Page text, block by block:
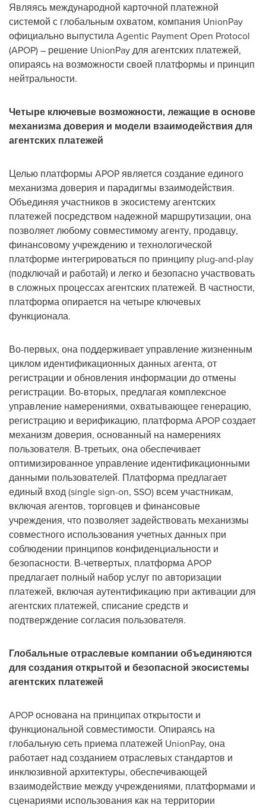
Являясь международной карточной платежной
системой с глобальным охватом, компания UnionPay
официально выпустила Agentic Payment Open Protocol
(APOP) – решение UnionPay для агентских платежей,
опираясь на возможности своей платформы и принцип
нейтральности.
Четыре ключевые возможности, лежащие в основе
механизма доверия и модели взаимодействия для
агентских платежей
Целью платформы APOP является создание единого
механизма доверия и парадигмы взаимодействия.
Объединяя участников в экосистему агентских
платежей посредством надежной маршрутизации, она
позволяет любому совместимому агенту, продавцу,
финансовому учреждению и технологической
платформе интегрироваться по принципу plug-and-play
(подключай и работай) и легко и безопасно участвовать
в сложных процессах агентских платежей. В частности,
платформа опирается на четыре ключевых
функционала.
Во-первых, она поддерживает управление жизненным
циклом идентификационных данных агента, от
регистрации и обновления информации до отмены
регистрации. Во-вторых, предлагая комплексное
управление намерениями, охватывающее генерацию,
регистрацию и верификацию, платформа APOP создает
механизм доверия, основанный на намерениях
пользователя. В-третьих, она обеспечивает
оптимизированное управление идентификационными
данными пользователей. Платформа предлагает
единый вход (single sign-on, SSO) всем участникам,
включая агентов, торговцев и финансовые
учреждения, что позволяет задействовать механизмы
совместного использования учетных данных при
соблюдении принципов конфиденциальности и
безопасности. В-четвертых, платформа APOP
предлагает полный набор услуг по авторизации
платежей, включая аутентификацию при активации для
агентских платежей, списание средств и
подтверждение согласия пользователя.
Глобальные отраслевые компании объединяются
для создания открытой и безопасной экосистемы
агентских платежей
APOP основана на принципах открытости и
функциональной совместимости. Опираясь на
глобальную сеть приема платежей UnionPay, она
работает над созданием отраслевых стандартов и
инклюзивной архитектуры, обеспечивающей
взаимодействие между учреждениями, платформами и
сценариями использования как на территории